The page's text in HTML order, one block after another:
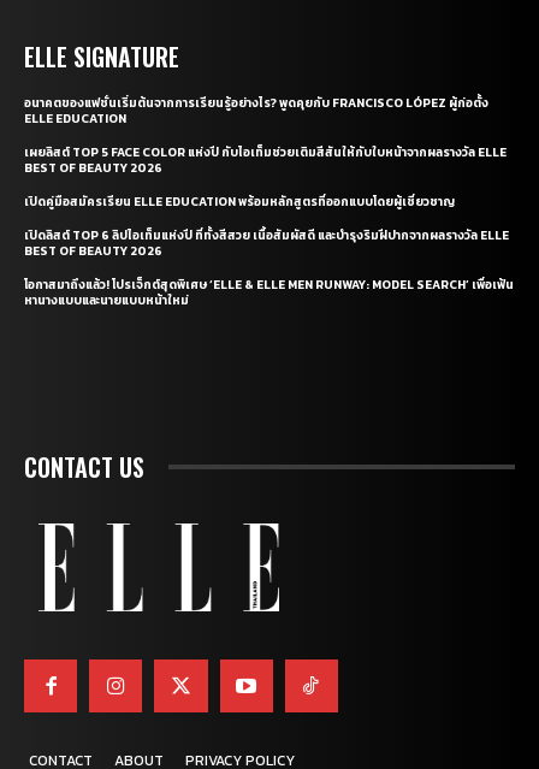
ELLE SIGNATURE
อนาคตของแฟชั่นเริ่มต้นจากการเรียนรู้อย่างไร? พูดคุยกับ FRANCISCO LÓPEZ ผู้ก่อตั้ง
ELLE EDUCATION
เผยลิสต์ TOP 5 FACE COLOR แห่งปี กับไอเท็มช่วยเติมสีสันให้กับใบหน้าจากผลรางวัล ELLE
BEST OF BEAUTY 2026
เปิดคู่มือสมัครเรียน ELLE EDUCATION พร้อมหลักสูตรที่ออกแบบโดยผู้เชี่ยวชาญ
เปิดลิสต์ TOP 6 ลิปไอเท็มแห่งปี ที่ทั้งสีสวย เนื้อสัมผัสดี และบำรุงริมฝีปากจากผลรางวัล ELLE
BEST OF BEAUTY 2026
โอกาสมาถึงแล้ว! โปรเจ็กต์สุดพิเศษ ‘ELLE & ELLE MEN RUNWAY: MODEL SEARCH’ เพื่อเฟ้น
หานางแบบและนายแบบหน้าใหม่
CONTACT US
CONTACT ABOUT PRIVACY POLICY